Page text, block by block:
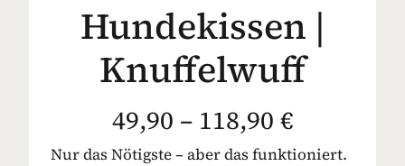
Hundekissen |
Knuffelwuff
49,90 – 118,90 €
Nur das Nötigste – aber das funktioniert.